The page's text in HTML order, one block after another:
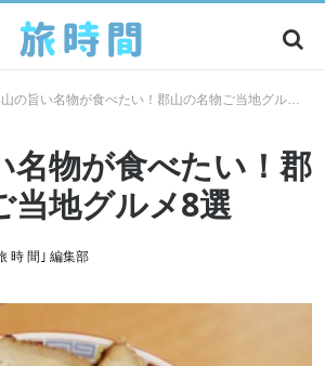
の旨い名物が食べたい！郡山の名物ご当地グルメ8選
名物が食べたい！郡
当地グルメ8選
時 間｣ 編集部